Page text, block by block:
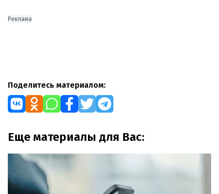
Реклама
Поделитесь материалом:
Еще материалы для Вас: